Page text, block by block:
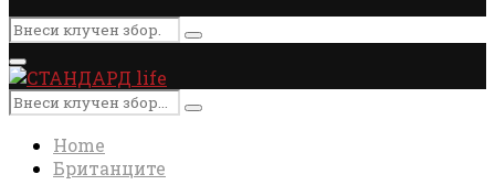
Search
for:
Search
Primary
Menu
Search
for:
Search
Home
Британците